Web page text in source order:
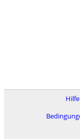
Hilfe